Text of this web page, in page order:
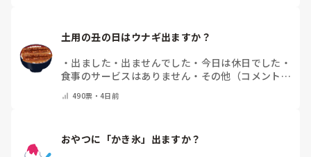
土用の丑の日はウナギ出ますか？
・ 出ました ・ 出ませんでした ・ 今日は休日でした ・
食事のサービスはありません ・ その他（コメントで
教えて下さい）
490票・4日前
おやつに「かき氷」出ますか？